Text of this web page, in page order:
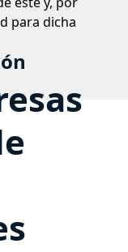
para dicha